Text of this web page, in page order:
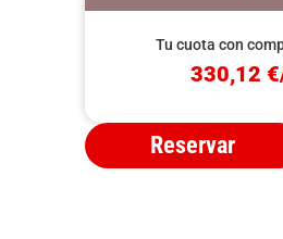
Tu cuota con
330,12
Reservar